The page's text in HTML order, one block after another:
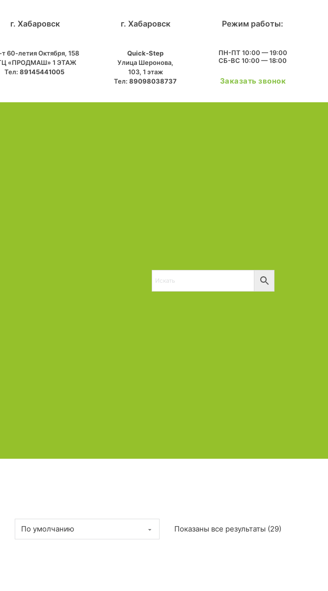
г. Хабаровск
60-летия Октября, 158
«ПРОДМАШ» 1 ЭТАЖ
Тел: 89145441005
г. Хабаровск
Quick-Step
​Улица Шеронова,
103, ​1 этаж
Тел: 89098038737
Режим работы:
ПН-ПТ 10:00 — 19:00
СБ-ВС 10:00 — 18:00
Заказать звонок
Показаны все результаты (29)